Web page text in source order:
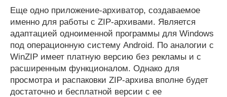
Еще одно приложение-архиватор, создаваемое
именно для работы с ZIP-архивами. Является
адаптацией одноименной программы для Windows
под операционную систему Android. По аналогии с
WinZIP имеет платную версию без рекламы и с
расширенным функционалом. Однако для
просмотра и распаковки ZIP-архива вполне будет
достаточно и бесплатной версии с ее